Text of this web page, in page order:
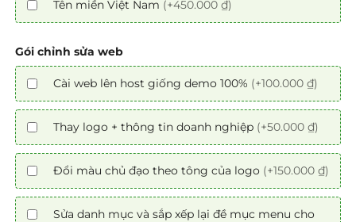
Tên miền Việt Nam (+450.000 ₫)
Gói chỉnh sửa web
Cài web lên host giống demo 100% (+100.000 ₫)
Thay logo + thông tin doanh nghiệp (+50.000 ₫)
Đổi màu chủ đạo theo tông của logo (+150.000 ₫)
Sửa danh mục và sắp xếp lại đề mục menu cho